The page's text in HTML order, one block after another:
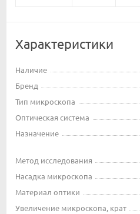
Характеристики
Наличие
Бренд
Тип микроскопа
Оптическая система
Назначение
Метод исследования
Насадка микроскопа
Материал оптики
Увеличение микроскопа, крат